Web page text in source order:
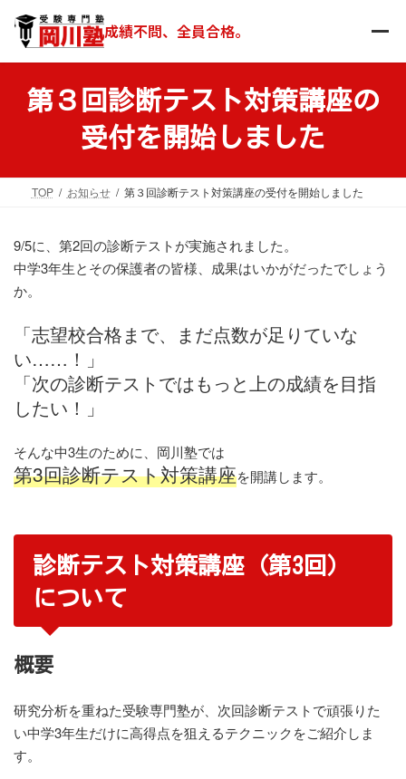
ン
ー
成績不問、全員合格。
第３回診断テスト対策講座の
受付を開始しました
TOP お知らせ 第３回診断テスト対策講座の受付を開始しました
9/5に、第2回の診断テストが実施されました。
中学3年生とその保護者の皆様、成果はいかがだったでしょう
か。
「志望校合格まで、まだ点数が足りていな
い……！」
「次の診断テストではもっと上の成績を目指
したい！」
そんな中3生のために、岡川塾では
第3回診断テスト対策講座を開講します。
診断テスト対策講座（第3回）
について
概要
研究分析を重ねた受験専門塾が、次回診断テストで頑張りた
い中学3年生だけに高得点を狙えるテクニックをご紹介しま
す。